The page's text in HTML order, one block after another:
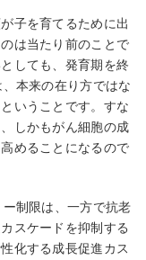
子を育てるために出
は当たり前のことで
しても、発育期を終
本来の在り方ではな
いうことです。すな
しかもがん細胞の成
めることになるので
制限は、一方で抗老
スケードを抑制する
化する成長促進カス